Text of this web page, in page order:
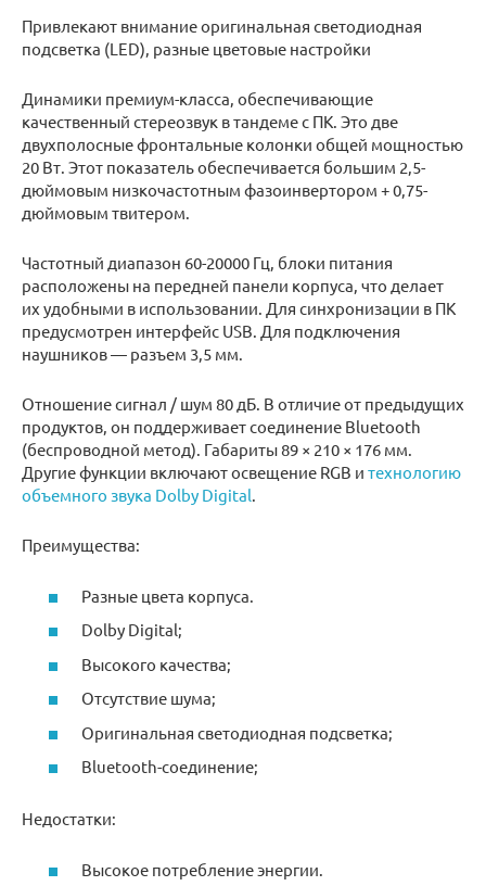
Привлекают внимание оригинальная светодиодная
подсветка (LED), разные цветовые настройки
Динамики премиум-класса, обеспечивающие
качественный стереозвук в тандеме с ПК. Это две
двухполосные фронтальные колонки общей мощностью
20 Вт. Этот показатель обеспечивается большим 2,5-
дюймовым низкочастотным фазоинвертором + 0,75-
дюймовым твитером.
Частотный диапазон 60-20000 Гц, блоки питания
расположены на передней панели корпуса, что делает
их удобными в использовании. Для синхронизации в ПК
предусмотрен интерфейс USB. Для подключения
наушников — разъем 3,5 мм.
Отношение сигнал / шум 80 дБ. В отличие от предыдущих
продуктов, он поддерживает соединение Bluetooth
(беспроводной метод). Габариты 89 × 210 × 176 мм.
Другие функции включают освещение RGB и технологию
объемного звука Dolby Digital.
Преимущества:
Разные цвета корпуса.
Dolby Digital;
Высокого качества;
Отсутствие шума;
Оригинальная светодиодная подсветка;
Bluetooth-соединение;
Недостатки:
Высокое потребление энергии.